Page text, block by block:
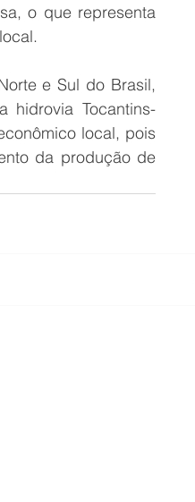
o que representa
e Sul do Brasil,
hidrovia Tocantins-
local, pois
da produção de